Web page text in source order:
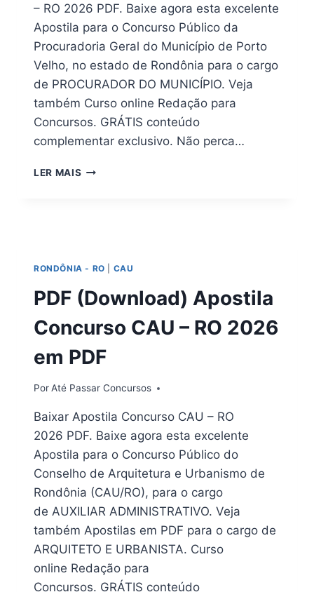
– RO 2026 PDF. Baixe agora esta excelente
Apostila para o Concurso Público da
Procuradoria Geral do Município de Porto
Velho, no estado de Rondônia para o cargo
de PROCURADOR DO MUNICÍPIO. Veja
também Curso online Redação para
Concursos. GRÁTIS conteúdo
complementar exclusivo. Não perca…
LER MAIS [DOWNLOAD]
RO
2026
RONDÔNIA - RO CAU
PDF (Download) Apostila
Concurso CAU – RO 2026
em PDF
PorAté Passar Concursos
Baixar Apostila Concurso CAU – RO
2026 PDF. Baixe agora esta excelente
Apostila para o Concurso Público do
Conselho de Arquitetura e Urbanismo de
Rondônia (CAU/RO), para o cargo
de AUXILIAR ADMINISTRATIVO. Veja
também Apostilas em PDF para o cargo de
ARQUITETO E URBANISTA. Curso
online Redação para
Concursos. GRÁTIS conteúdo